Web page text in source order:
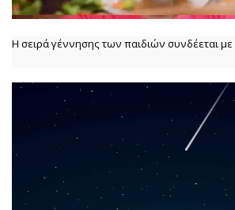
Η σειρά γέννησης των παιδιών συνδέεται με